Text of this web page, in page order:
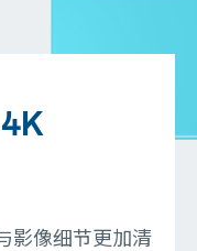
影像细节更加清